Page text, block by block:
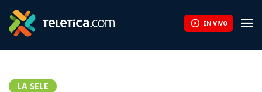
EN VIVO
LA SELE